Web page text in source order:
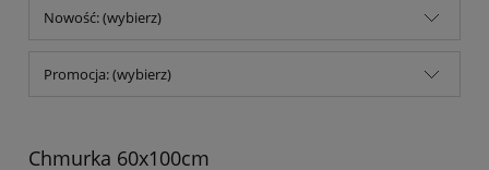
Nowość: (wybierz)
Promocja: (wybierz)
Chmurka 60x100cm